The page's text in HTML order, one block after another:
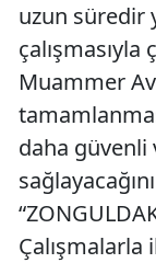
uzun süredir
Muammer
daha güvenli
Çalışmalarla